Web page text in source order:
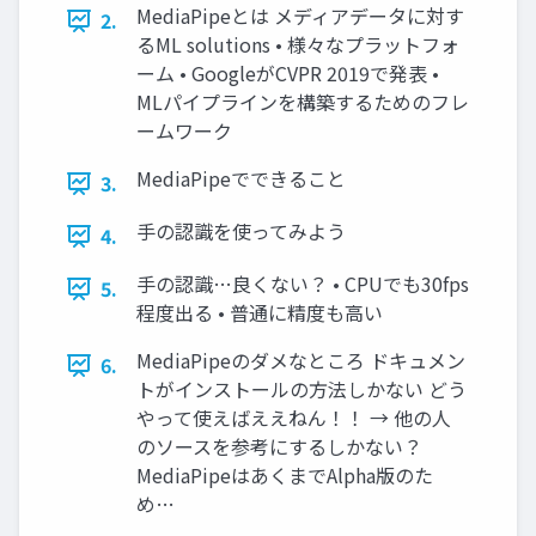
2.
MediaPipeとは メディアデータに対す
るML solutions • 様々なプラットフォ
ーム • GoogleがCVPR 2019で発表 •
MLパイプラインを構築するためのフレ
ームワーク
3.
MediaPipeでできること
4.
手の認識を使ってみよう
5.
手の認識…良くない？ • CPUでも30fps
程度出る • 普通に精度も高い
6.
MediaPipeのダメなところ ドキュメン
トがインストールの方法しかない どう
やって使えばええねん！！ → 他の人
のソースを参考にするしかない？
MediaPipeはあくまでAlpha版のた
め…